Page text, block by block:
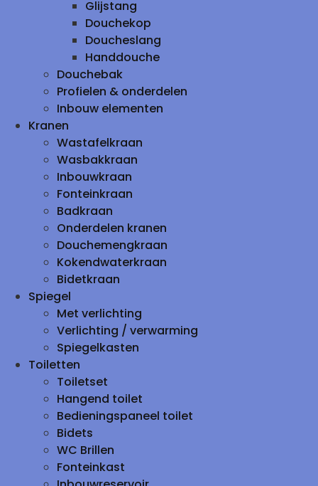
Glijstang
Douchekop
Doucheslang
Handdouche
Douchebak
Profielen & onderdelen
Inbouw elementen
Kranen
Wastafelkraan
Wasbakkraan
Inbouwkraan
Fonteinkraan
Badkraan
Onderdelen kranen
Douchemengkraan
Kokendwaterkraan
Bidetkraan
Spiegel
Met verlichting
Verlichting / verwarming
Spiegelkasten
Toiletten
Toiletset
Hangend toilet
Bedieningspaneel toilet
Bidets
WC Brillen
Fonteinkast